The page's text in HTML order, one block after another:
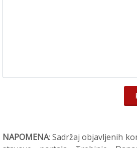
NAPOMENA: Sadržaj objavljenih